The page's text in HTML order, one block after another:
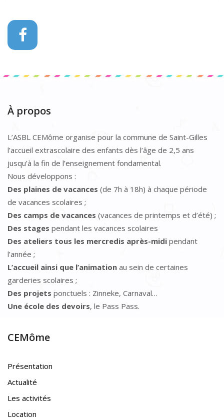
À propos
L’ASBL CEMôme organise pour la commune de Saint-Gilles
l’accueil extrascolaire des enfants dès l’âge de 2,5 ans
jusqu’à la fin de l’enseignement fondamental.
Nous développons :
Des plaines de vacances (de 7h à 18h) à chaque période
de vacances scolaires ;
Des camps de vacances (vacances de printemps et d’été) ;
Des stages pendant les vacances scolaires
Des ateliers tous les mercredis après-midi pendant
l’année ;
L’accueil ainsi que l’animation au sein de certaines
garderies scolaires ;
Des projets ponctuels : Zinneke, Carnaval…
Une école des devoirs, le Pass Pass.
CEMôme
Présentation
Actualité
Les activités
Location